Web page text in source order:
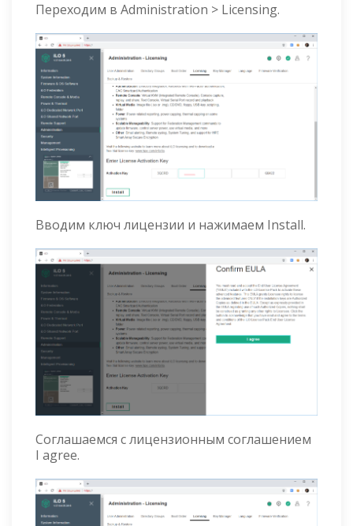
Переходим в Administration > Licensing.
Вводим ключ лицензии и нажимаем Install.
Соглашаемся с лицензионным соглашением
I agree.